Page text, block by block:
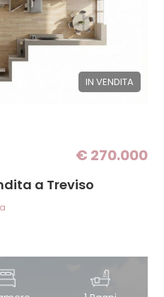
IN VENDITA
€ 270.000
a Treviso